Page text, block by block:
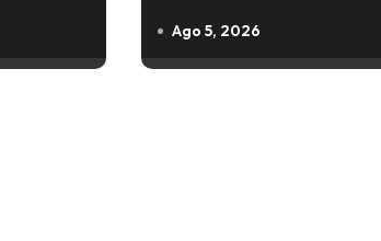
Ago 5, 2026